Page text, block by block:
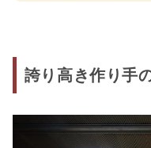
誇り高き作り手